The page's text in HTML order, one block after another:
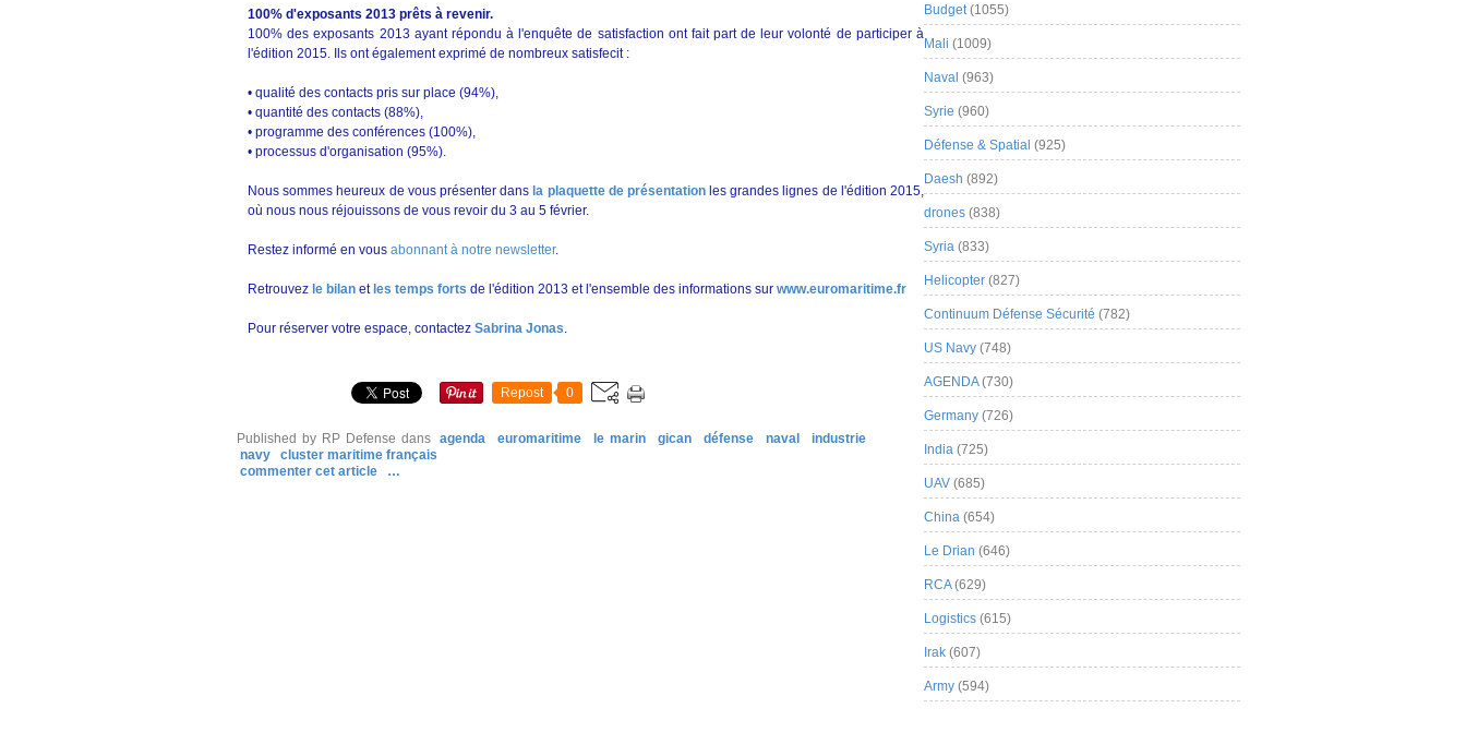
100% d'exposants 2013 prêts à revenir.
100% des exposants 2013 ayant répondu à l'enquête de satisfaction ont fait part de leur volonté de participer à
l'édition 2015. Ils ont également exprimé de nombreux satisfecit :
• qualité des contacts pris sur place (94%),
• quantité des contacts (88%),
• programme des conférences (100%),
• processus d'organisation (95%).
Nous sommes heureux de vous présenter dans la plaquette de présentationles grandes lignes de l'édition 2015,
où nous nous réjouissons de vous revoir du 3 au 5 février.
Restez informé en vous abonnant à notre newsletter.
Retrouvez le bilan et les temps forts de l'édition 2013 et l'ensemble des informations sur www.euromaritime.fr
Pour réserver votre espace, contactez Sabrina Jonas.
Repost 0
Published by RP Defense dans agenda euromaritime le marin gican défense naval
industrie
navy
cluster maritime français
commenter cet article
…
Budget(1055)
Mali (1009)
Naval (963)
Syrie (960)
Défense & Spatial (925)
Daesh (892)
drones (838)
Syria (833)
Helicopter (827)
Continuum Défense Sécurité (782)
US Navy (748)
AGENDA(730)
Germany (726)
India (725)
UAV (685)
China (654)
Le Drian (646)
RCA(629)
Logistics (615)
Irak (607)
Army (594)